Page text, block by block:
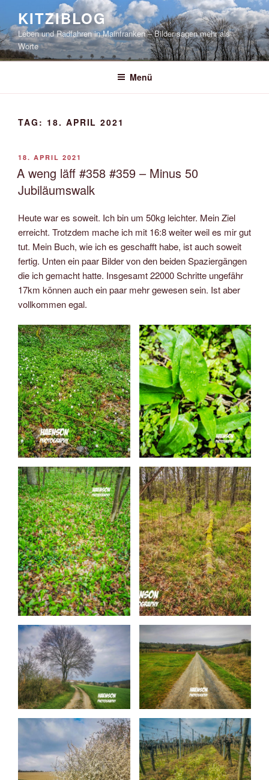
springen
KITZIBLOG
Leben und Radfahren in Mainfranken – Bilder sagen mehr als
Worte
Menü
TAG: 18. APRIL 2021
VERÖFFENTLICHT
AM
18. APRIL 2021
A weng läff #358 #359 – Minus 50
Jubiläumswalk
Heute war es soweit. Ich bin um 50kg leichter. Mein Ziel
erreicht. Trotzdem mache ich mit 16:8 weiter weil es mir gut
tut. Mein Buch, wie ich es geschafft habe, ist auch soweit
fertig. Unten ein paar Bilder von den beiden Spaziergängen
die ich gemacht hatte. Insgesamt 22000 Schritte ungefähr
17km können auch ein paar mehr gewesen sein. Ist aber
vollkommen egal.